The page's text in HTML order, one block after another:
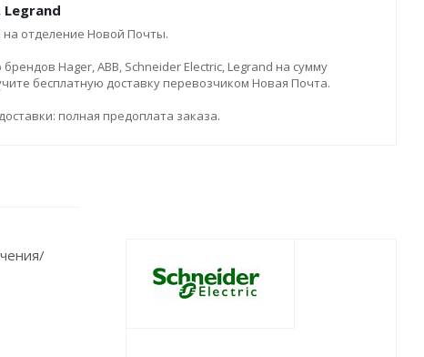
Legrand
на отделение Новой Почты.
Hager, ABB, Schneider Electric, Legrand на сумму
бесплатную доставку перевозчиком Новая Почта.
полная предоплата заказа.